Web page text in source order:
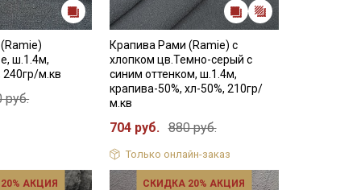
ш.1.4м,
240гр/м.кв
руб.
Крапива Рами (Ramie) с
хлопком цв.Темно-серый с
синим оттенком, ш.1.4м,
крапива-50%, хл-50%, 210гр/
м.кв
704 руб. 880 руб.
Только онлайн-заказ
АКЦИЯ СКИДКА 20% АКЦИЯ